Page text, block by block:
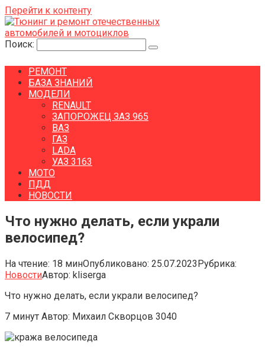
Перейти к контенту
Поиск:
РЕМОНТ
БАЗА ЗНАНИЙ
МОДЕЛИ
RENAULT
ЗАПОРОЖЕЦ ЗАЗ 965
ВАЗ
ГАЗ
LADA
УАЗ 3163
МОТО
ПДД
НОВОСТИ
Что нужно делать, если украли
велосипед?
На чтение: 18 минОпубликовано: 25.07.2023Рубрика:
НовостиАвтор: kliserga
Что нужно делать, если украли велосипед?
7 минут Автор: Михаил Скворцов 3040